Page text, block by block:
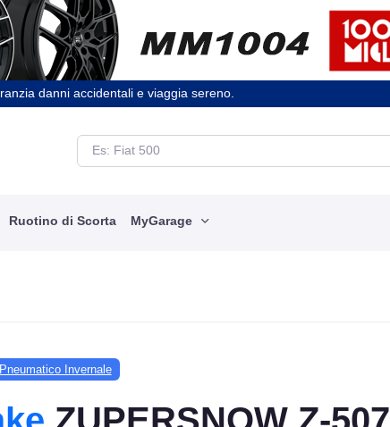
danni accidentali e viaggia sereno.
Ruotino di Scorta MyGarage
Pneumatico Invernale